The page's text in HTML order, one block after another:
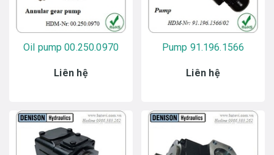
Oil pump 00.250.0970
Liên hệ
Pump 91.196.1566
Liên hệ